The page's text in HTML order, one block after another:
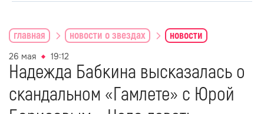
главная новости о звездах новости
26 мая 19:12
Надежда Бабкина высказалась о
скандальном «Гамлете» с Юрой